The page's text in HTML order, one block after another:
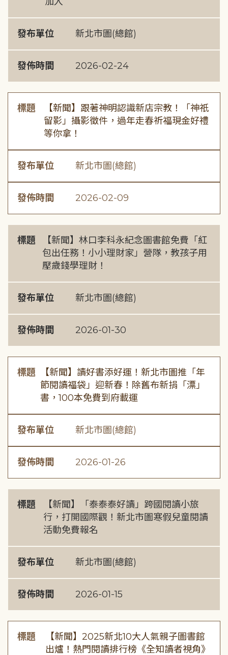
發布單位 新北市圖(總館)
發佈時間 2026-02-24
標題
【新聞】跟著神明認識新店宗教！「神祇
留影」攝影徵件，過年走春祈福現金好禮
等你拿！
發布單位 新北市圖(總館)
發佈時間 2026-02-09
標題
【新聞】林口李科永紀念圖書館免費「紅
包出任務！小小理財家」營隊，教孩子用
壓歲錢學理財！
發布單位 新北市圖(總館)
發佈時間 2026-01-30
標題
【新聞】讀好書添好運！新北市圖推「年
節閱讀福袋」迎新春！除舊布新捐「漂」
書，100本免費到府載運
發布單位 新北市圖(總館)
發佈時間 2026-01-26
標題
【新聞】「泰泰泰好讀」跨國閱讀小旅
行，打開國際觀！新北市圖寒假兒童閱讀
活動免費報名
發布單位 新北市圖(總館)
發佈時間 2026-01-15
標題
【新聞】2025新北10大人氣親子圖書館
出爐！熱門閱讀排行榜《全知讀者視角》